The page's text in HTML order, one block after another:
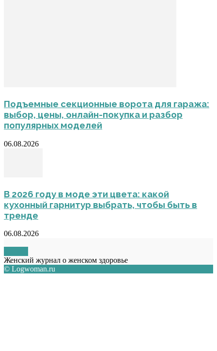
Подъемные секционные ворота для гаража:
выбор, цены, онлайн-покупка и разбор
популярных моделей
06.08.2026
В 2026 году в моде эти цвета: какой
кухонный гарнитур выбрать, чтобы быть в
тренде
06.08.2026
Женский журнал о женском здоровье
© Logwoman.ru